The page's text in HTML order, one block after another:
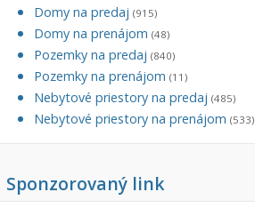
Administratívne, obchodné
Garáž, garážové státie
Filtre
Súkromná inzercia
Ponuka RK
Novostavba
Domy na predaj (915)
Domy na prenájom (48)
Pozemky na predaj (840)
Pozemky na prenájom (11)
Nebytové priestory na predaj (485)
Nebytové priestory na prenájom (533)
Sponzorovaný link